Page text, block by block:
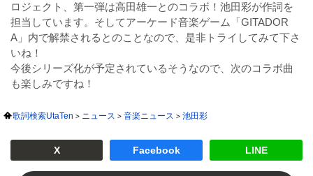
ロジェクト、第一弾は高田雄一とのコラボ！池田彩が作詞を
担当しています。そしてアーケード音楽ゲーム「GITADOR
A」内で解禁されるとのことなので、是非トライしてみて下さ
いね！
今後シリーズ化が予定されているそうなので、次のコラボ曲
も楽しみですね！
歌詞検索UtaTen ニュース 音楽ニュース 池田彩
X Facebook LINE